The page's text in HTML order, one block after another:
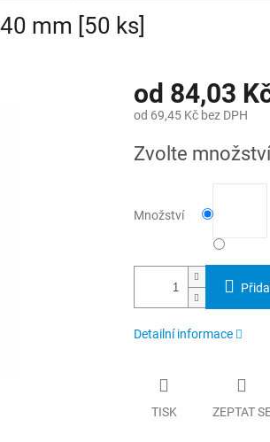
mm [50 ks]
od 84,03
od 69,45 Kčbez DPH
cena:
Zvolte množství
Množství
Detailní informace
TISK ZEPTAT